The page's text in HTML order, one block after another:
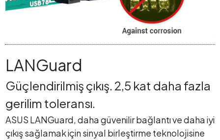
LANGuard
Güçlendirilmiş çıkış. 2,5 kat daha fazla
gerilim toleransı.
ASUS LANGuard, daha güvenilir bağlantı ve daha iyi
çıkış sağlamak için sinyal birleştirme teknolojisine